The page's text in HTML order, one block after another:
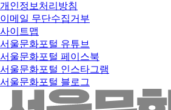
개인정보처리방침
이메일 무단수집거부
사이트맵
서울문화포털 유튜브
서울문화포털 페이스북
서울문화포털 인스타그램
서울문화포털 블로그